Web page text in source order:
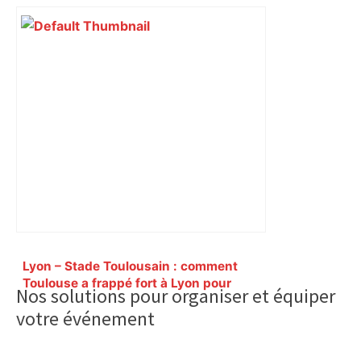
Augustins
Lyon – Stade Toulousain : comment
Toulouse a frappé fort à Lyon pour
conclure une semaine agitée –
ladepeche.fr
Primary
Sidebar
Nos solutions pour organiser et équiper
votre événement